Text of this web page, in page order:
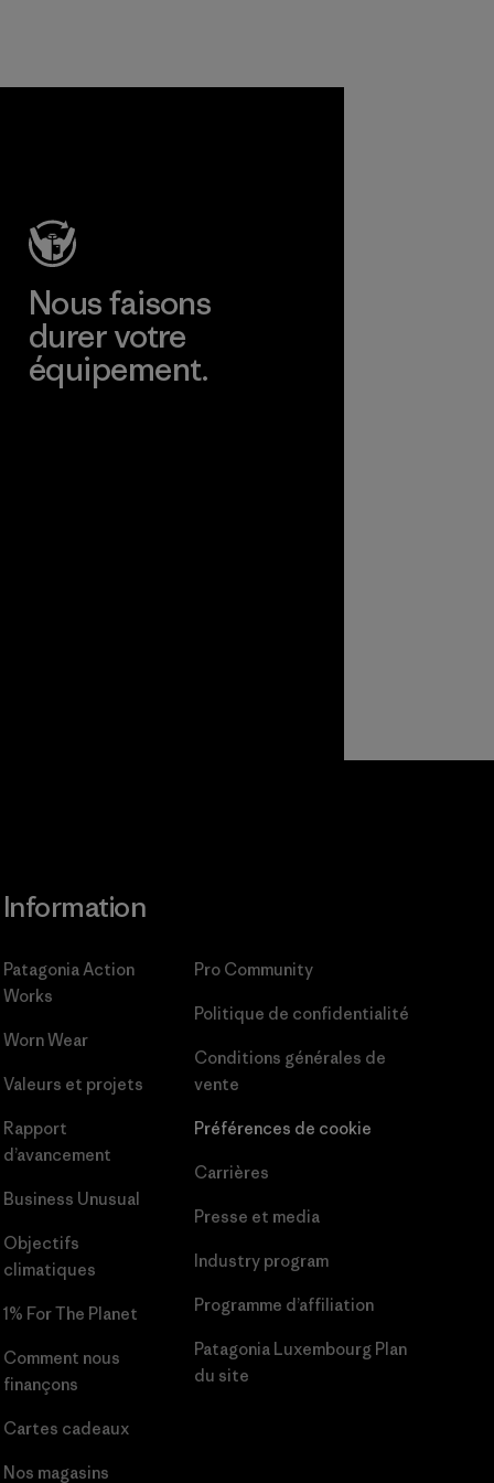
Nous faisons
durer votre
équipement.
Information
Patagonia Action
Works
Worn Wear
Valeurs et projets
Rapport
d’avancement
Business Unusual
Objectifs
climatiques
1% For The Planet
Comment nous
finançons
Cartes cadeaux
Nos magasins
Pro Community
Politique de confidentialité
Conditions générales de
vente
Préférences de cookie
Carrières
Presse et media
Industry program
Programme d’affiliation
Patagonia Luxembourg Plan
du site